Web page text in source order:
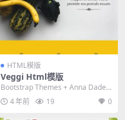
HTML模版
Veggi Html模版
Bootstrap Themes + Anna Dadej,
HTML 5,Res...
4 年前 19 0